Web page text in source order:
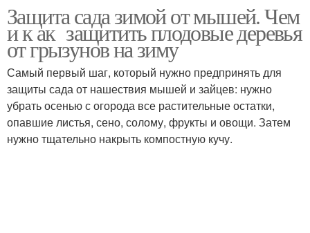
Защита сада зимой от мышей. Чем
и к ак защитить плодовые деревья
от грызунов на зиму
Самый первый шаг, который нужно предпринять для
защиты сада от нашествия мышей и зайцев: нужно
убрать осенью с огорода все растительные остатки,
опавшие листья, сено, солому, фрукты и овощи. Затем
нужно тщательно накрыть компостную кучу.